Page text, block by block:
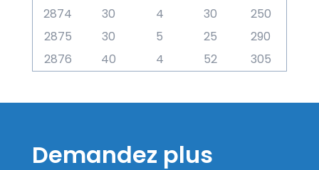
2874
30 4 30
250
2875
30 5 25
290
2876
40 4 52 305
Demandez plus